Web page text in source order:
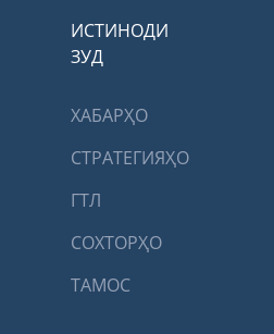
ИСТИНОДИ
ЗУД
ХАБАРҲО
СТРАТЕГИЯҲО
ГТЛ
СОХТОРҲО
ТАМОС